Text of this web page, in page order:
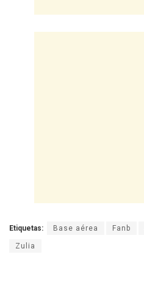
Etiquetas: Base aérea Fanb
Zulia